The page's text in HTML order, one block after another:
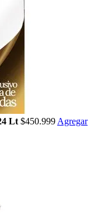
Lt $450.999 Agregar